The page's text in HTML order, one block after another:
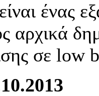
ένας
αρχικά
σε low